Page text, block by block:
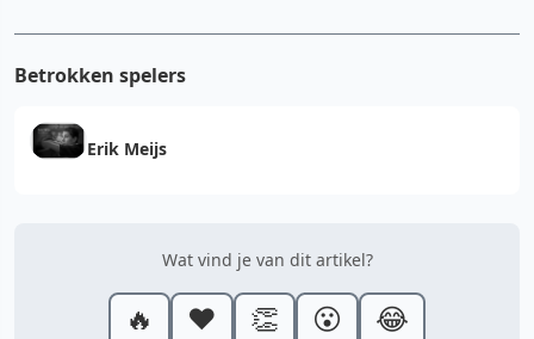
Betrokken spelers
Erik Meijs
Wat vind je van dit artikel?
🔥 ❤️ 👏 😮 😂